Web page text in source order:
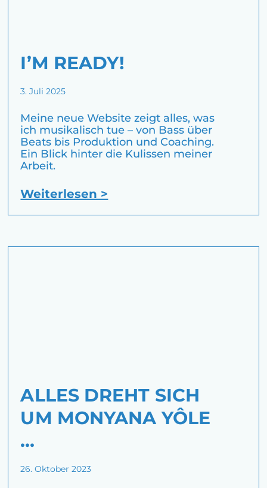
I’M READY!
3. Juli 2025
Meine neue Website zeigt alles, was
ich musikalisch tue – von Bass über
Beats bis Produktion und Coaching.
Ein Blick hinter die Kulissen meiner
Arbeit.
Weiterlesen >
ALLES DREHT SICH
UM MONYANA YÔLE
…
26. Oktober 2023